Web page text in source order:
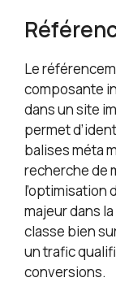
Le
composante
dans un site
permet
balises méta
recherche de
l’optimisation
majeur dans
classe bien
un trafic
conversions.